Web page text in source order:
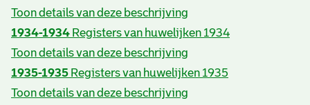
Toon details van deze beschrijving
1934-1934 Registers van huwelijken 1934
Toon details van deze beschrijving
1935-1935 Registers van huwelijken 1935
Toon details van deze beschrijving